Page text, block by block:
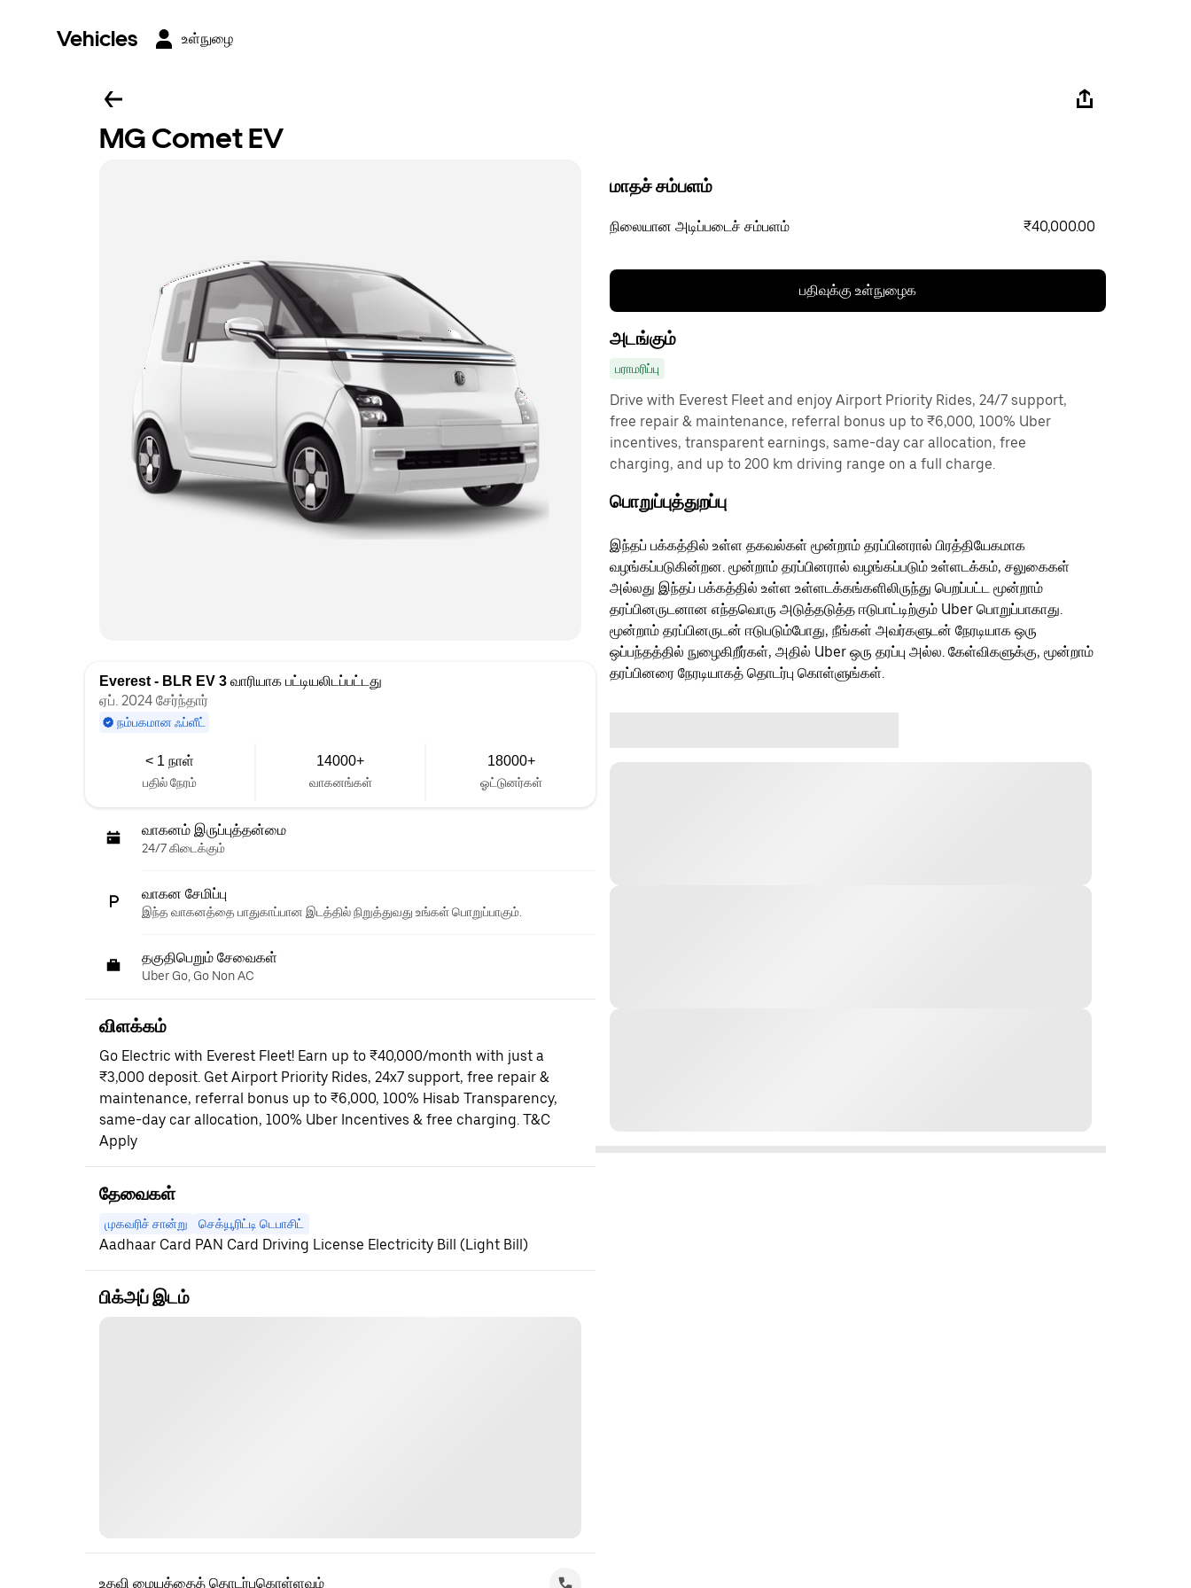
Vehicles உள்நுழை
MG Comet EV
Everest - BLR EV 3 வாரியாக பட்டியலிடப்பட்டது
ஏப். 2024 சேர்ந்தார்
நம்பகமான ஃப்ளீட்
< 1 நாள்
பதில் நேரம்
14000+
வாகனங்கள்
18000+
ஓட்டுனர்கள்
வாகனம் இருப்புத்தன்மை
24/7 கிடைக்கும்
வாகன சேமிப்பு
இந்த வாகனத்தை பாதுகாப்பான இடத்தில் நிறுத்துவது உங்கள் பொறுப்பாகும்.
தகுதிபெறும் சேவைகள்
Uber Go, Go Non AC
விளக்கம்
Go Electric with Everest Fleet! Earn up to ₹40,000/month with just a
₹3,000 deposit. Get Airport Priority Rides, 24x7 support, free repair &
maintenance, referral bonus up to ₹6,000, 100% Hisab Transparency,
same-day car allocation, 100% Uber Incentives & free charging. T&C
Apply
தேவைகள்
முகவரிச் சான்று செக்யூரிட்டி டெபாசிட்
Aadhaar Card PAN Card Driving License Electricity Bill (Light Bill)
பிக்அப் இடம்
உதவி மையத்தைத் தொடர்புகொள்ளவும்
மாதச் சம்பளம்
நிலையான அடிப்படைச் சம்பளம் ₹40,000.00
பதிவுக்கு உள்நுழைக
அடங்கும்
பராமரிப்பு
Drive with Everest Fleet and enjoy Airport Priority Rides, 24/7 support,
free repair & maintenance, referral bonus up to ₹6,000, 100% Uber
incentives, transparent earnings, same-day car allocation, free
charging, and up to 200 km driving range on a full charge.
பொறுப்புத்துறப்பு
இந்தப் பக்கத்தில் உள்ள தகவல்கள் மூன்றாம் தரப்பினரால் பிரத்தியேகமாக
வழங்கப்படுகின்றன. மூன்றாம் தரப்பினரால் வழங்கப்படும் உள்ளடக்கம், சலுகைகள்
அல்லது இந்தப் பக்கத்தில் உள்ள உள்ளடக்கங்களிலிருந்து பெறப்பட்ட மூன்றாம்
தரப்பினருடனான எந்தவொரு அடுத்தடுத்த ஈடுபாட்டிற்கும் Uber பொறுப்பாகாது.
மூன்றாம் தரப்பினருடன் ஈடுபடும்போது, நீங்கள் அவர்களுடன் நேரடியாக ஒரு
ஒப்பந்தத்தில் நுழைகிறீர்கள், அதில் Uber ஒரு தரப்பு அல்ல. கேள்விகளுக்கு, மூன்றாம்
தரப்பினரை நேரடியாகத் தொடர்பு கொள்ளுங்கள்.